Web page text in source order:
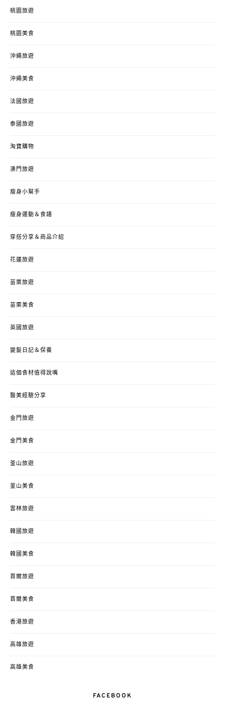
桃園旅遊
桃園美食
沖繩旅遊
沖繩美食
法國旅遊
泰國旅遊
淘寶購物
澳門旅遊
瘦身小幫手
瘦身運動＆食譜
穿搭分享＆商品介紹
花蓮旅遊
苗栗旅遊
苗栗美食
英國旅遊
變髮日記＆保養
這個食材值得說嘴
醫美經驗分享
金門旅遊
金門美食
釜山旅遊
釜山美食
雲林旅遊
韓國旅遊
韓國美食
首爾旅遊
首爾美食
香港旅遊
高雄旅遊
高雄美食
FACEBOOK